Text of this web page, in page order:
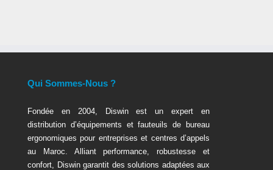
Qui Sommes-Nous ?
Fondée en 2004, Diswin est un expert en
distribution d’équipements et fauteuils de bureau
ergonomiques pour entreprises et centres d’appels
au Maroc. Alliant performance, robustesse et
confort, Diswin garantit des solutions adaptées aux